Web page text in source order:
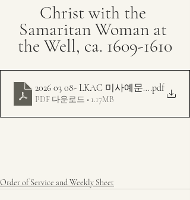
Christ with the
Samaritan Woman at
the Well, ca. 1609-1610
2026 03 08- LKAC 미사예문 주보 - 가
.pdf
PDF 다운로드 • 1.17MB
Order of Service and Weekly Sheet